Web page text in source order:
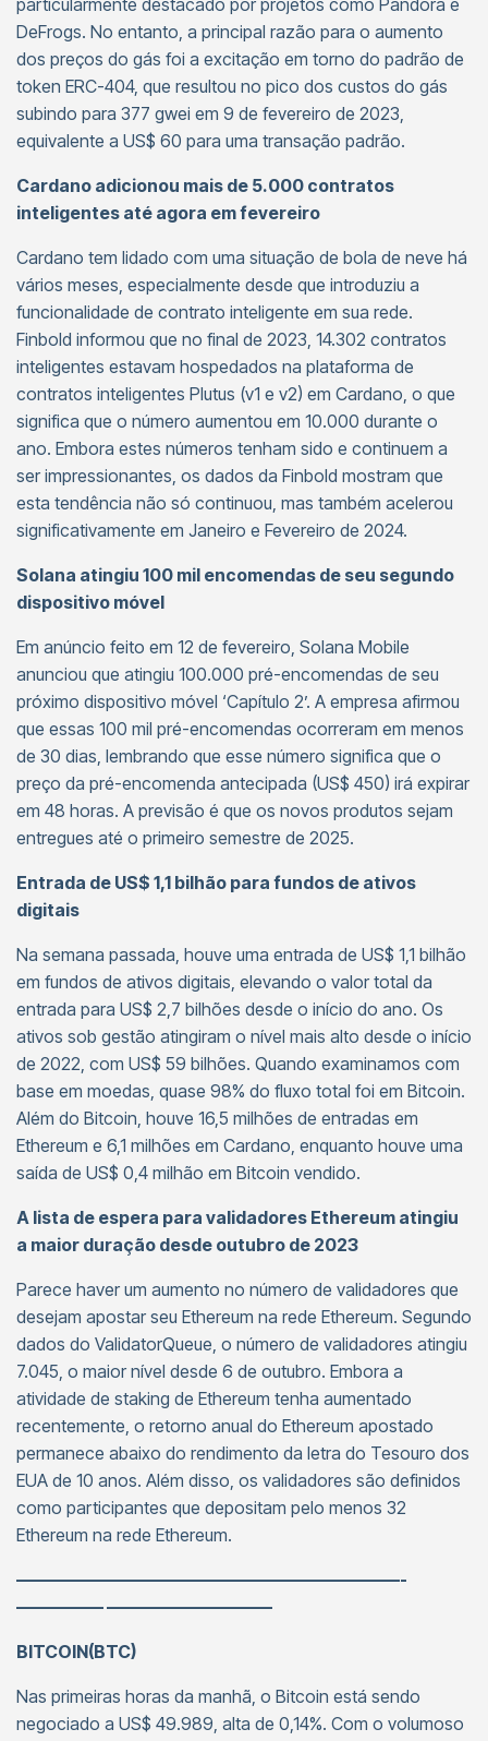
particularmente destacado por projetos como Pandora e
DeFrogs. No entanto, a principal razão para o aumento
dos preços do gás foi a excitação em torno do padrão de
token ERC-404, que resultou no pico dos custos do gás
subindo para 377 gwei em 9 de fevereiro de 2023,
equivalente a US$ 60 para uma transação padrão.
Cardano adicionou mais de 5.000 contratos
inteligentes até agora em fevereiro
Cardano tem lidado com uma situação de bola de neve há
vários meses, especialmente desde que introduziu a
funcionalidade de contrato inteligente em sua rede.
Finbold informou que no final de 2023, 14.302 contratos
inteligentes estavam hospedados na plataforma de
contratos inteligentes Plutus (v1 e v2) em Cardano, o que
significa que o número aumentou em 10.000 durante o
ano. Embora estes números tenham sido e continuem a
ser impressionantes, os dados da Finbold mostram que
esta tendência não só continuou, mas também acelerou
significativamente em Janeiro e Fevereiro de 2024.
Solana atingiu 100 mil encomendas de seu segundo
dispositivo móvel
Em anúncio feito em 12 de fevereiro, Solana Mobile
anunciou que atingiu 100.000 pré-encomendas de seu
próximo dispositivo móvel ‘Capítulo 2’. A empresa afirmou
que essas 100 mil pré-encomendas ocorreram em menos
de 30 dias, lembrando que esse número significa que o
preço da pré-encomenda antecipada (US$ 450) irá expirar
em 48 horas. A previsão é que os novos produtos sejam
entregues até o primeiro semestre de 2025.
Entrada de US$ 1,1 bilhão para fundos de ativos
digitais
Na semana passada, houve uma entrada de US$ 1,1 bilhão
em fundos de ativos digitais, elevando o valor total da
entrada para US$ 2,7 bilhões desde o início do ano. Os
ativos sob gestão atingiram o nível mais alto desde o início
de 2022, com US$ 59 bilhões. Quando examinamos com
base em moedas, quase 98% do fluxo total foi em Bitcoin.
Além do Bitcoin, houve 16,5 milhões de entradas em
Ethereum e 6,1 milhões em Cardano, enquanto houve uma
saída de US$ 0,4 milhão em Bitcoin vendido.
A lista de espera para validadores Ethereum atingiu
a maior duração desde outubro de 2023
Parece haver um aumento no número de validadores que
desejam apostar seu Ethereum na rede Ethereum. Segundo
dados do ValidatorQueue, o número de validadores atingiu
7.045, o maior nível desde 6 de outubro. Embora a
atividade de staking de Ethereum tenha aumentado
recentemente, o retorno anual do Ethereum apostado
permanece abaixo do rendimento da letra do Tesouro dos
EUA de 10 anos. Além disso, os validadores são definidos
como participantes que depositam pelo menos 32
Ethereum na rede Ethereum.
——————————————————————-
————— —————————–
BITCOIN(BTC)
Nas primeiras horas da manhã, o Bitcoin está sendo
negociado a US$ 49.989, alta de 0,14%. Com o volumoso